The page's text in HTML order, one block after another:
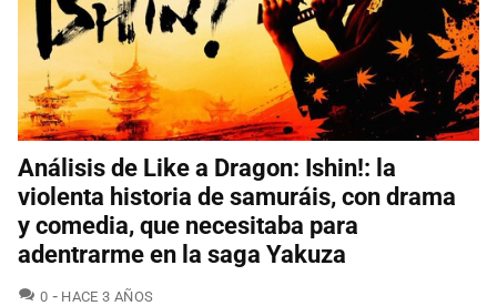
Análisis de Like a Dragon: Ishin!: la
violenta historia de samuráis, con drama
y comedia, que necesitaba para
adentrarme en la saga Yakuza
0 COMENTARIOS
HACE 3 AÑOS